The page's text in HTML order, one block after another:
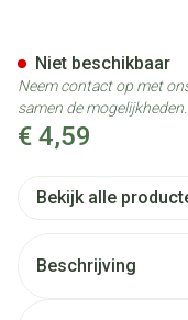
€ 4,59
Niet beschikbaar
Neem contact op met
samen de mogelijkheden.
Bekijk alle
Beschrijving